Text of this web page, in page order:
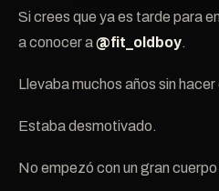
Si crees que ya es tarde para
a conocer a@fit_oldboy.
Llevaba muchos años sin
Estaba desmotivado.
No empezó con un gran